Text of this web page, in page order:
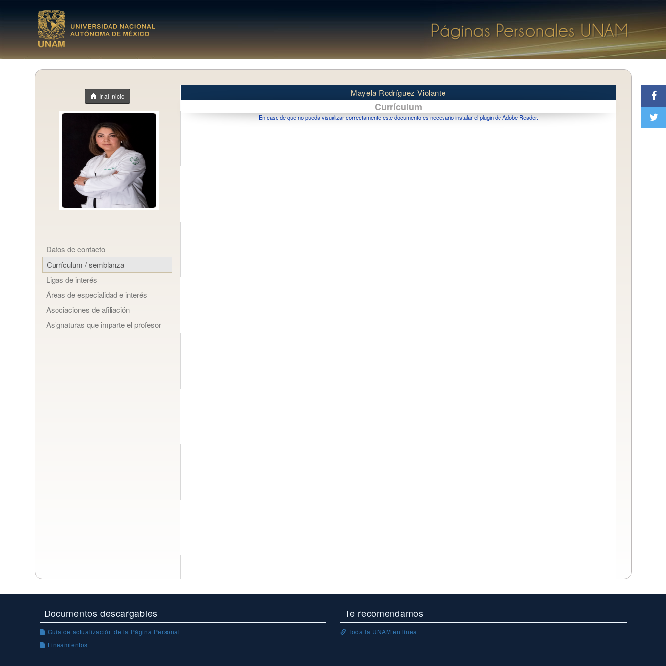
Ir al inicio
Datos de contacto
Currículum / semblanza
Ligas de interés
Áreas de especialidad e interés
Asociaciones de afiliación
Asignaturas que imparte el profesor
Mayela Rodríguez Violante
Currículum
En caso de que no pueda visualizar correctamente este documento es necesario instalar el plugin de Adobe Reader.
Documentos descargables
Guía de actualización de la Página Personal
Lineamientos
Te recomendamos
Toda la UNAM en línea